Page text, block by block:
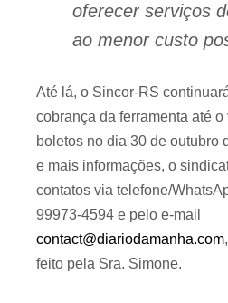
oferecer serviços
ao menor custo
Até lá, o Sincor-RS
cobrança da ferramenta até
boletos no dia 30 de outubro
e mais informações, o
contatos via telefone/
99973-4594 e pelo e-mail
contact@diariodamanha.com
feito pela Sra. Simone.